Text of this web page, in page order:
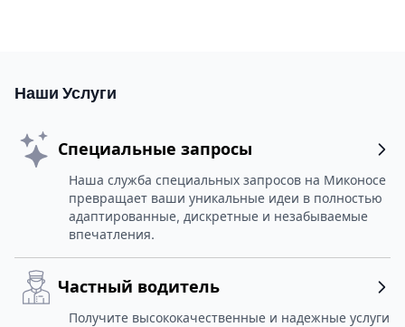
Наши Услуги
Специальные запросы
Наша служба специальных запросов на Миконосе
превращает ваши уникальные идеи в полностью
адаптированные, дискретные и незабываемые
впечатления.
Частный водитель
Получите высококачественные и надежные услуги